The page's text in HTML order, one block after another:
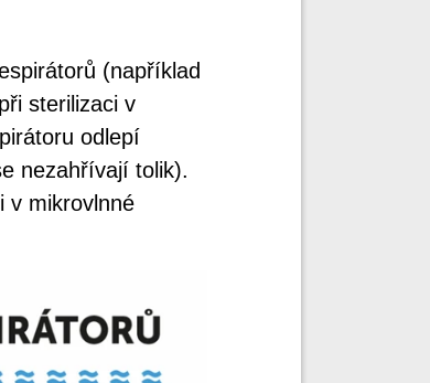
(například
sterilizaci v
odlepí
nezahřívají tolik).
v mikrovlnné